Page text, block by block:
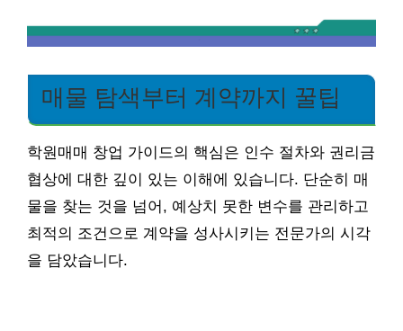
매물 탐색부터 계약까지 꿀팁
학원매매 창업 가이드의 핵심은 인수 절차와 권리금
협상에 대한 깊이 있는 이해에 있습니다. 단순히 매
물을 찾는 것을 넘어, 예상치 못한 변수를 관리하고
최적의 조건으로 계약을 성사시키는 전문가의 시각
을 담았습니다.